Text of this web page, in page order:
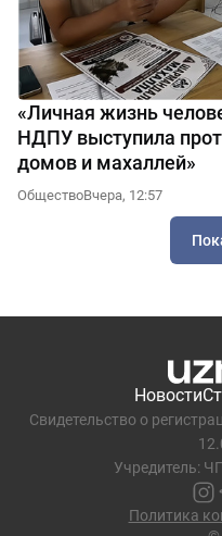
«Личная жизнь
НДПУ выступила
домов и махаллей»
ОбществоВчера, 12:57
Новости
Свидетельство о
Учредитель:
Политика